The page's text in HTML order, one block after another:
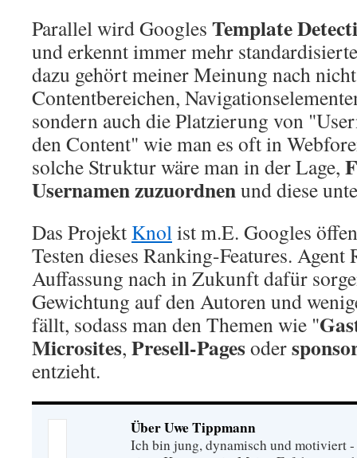
Parallel wird Googles Template
und erkennt immer mehr
dazu gehört meiner Meinung nach
Contentbereichen,
sondern auch die Platzierung von
den Content" wie man es oft in
solche Struktur wäre man in der Lage,
Usernamen zuzuordnenund diese
Das Projekt Knolist m.E. Googles
Testen dieses Ranking-Features.
Auffassung nach in Zukunft dafür
Gewichtung auf den Autoren und
fällt, sodass man den Themen wie "
Microsites, Presell-Pagesoder
entzieht.
Über Uwe Tippmann
Ich bin jung, dynamisch und motiviert